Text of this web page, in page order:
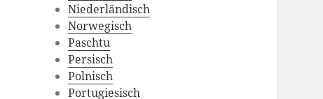
Niederländisch
Norwegisch
Paschtu
Persisch
Polnisch
Portugiesisch